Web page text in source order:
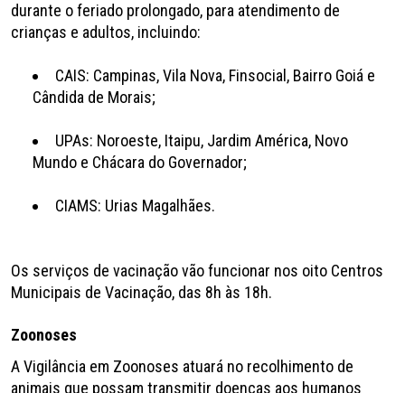
durante o feriado prolongado, para atendimento de
crianças e adultos, incluindo:
CAIS: Campinas, Vila Nova, Finsocial, Bairro Goiá e
Cândida de Morais;
UPAs: Noroeste, Itaipu, Jardim América, Novo
Mundo e Chácara do Governador;
CIAMS: Urias Magalhães.
Os serviços de vacinação vão funcionar nos oito Centros
Municipais de Vacinação, das 8h às 18h.
Zoonoses
A Vigilância em Zoonoses atuará no recolhimento de
animais que possam transmitir doenças aos humanos